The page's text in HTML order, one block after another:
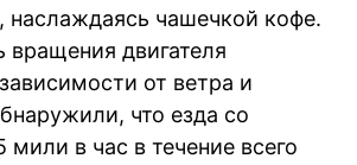
наслаждаясь чашечкой кофе.
вращения двигателя
от ветра и
что езда со
мили в час в течение всего